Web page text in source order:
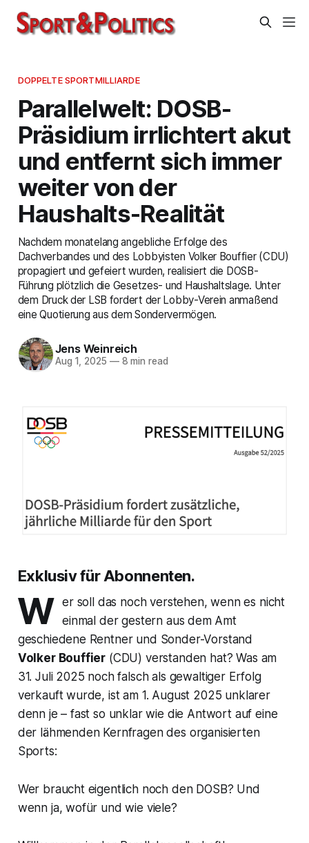
DOPPELTE SPORTMILLIARDE
Parallelwelt: DOSB-
Präsidium irrlichtert akut
und entfernt sich immer
weiter von der
Haushalts-Realität
Nachdem monatelang angebliche Erfolge des
Dachverbandes und des Lobbyisten Volker Bouffier (CDU)
propagiert und gefeiert wurden, realisiert die DOSB-
Führung plötzlich die Gesetzes- und Haushaltslage. Unter
dem Druck der LSB fordert der Lobby-Verein anmaßend
eine Quotierung aus dem Sondervermögen.
Jens Weinreich
Aug 1, 2025 —8 min read
Exklusiv für Abonnenten.
W er soll das noch verstehen, wenn es nicht
einmal der gestern aus dem Amt
geschiedene Rentner und Sonder-Vorstand
Volker Bouffier (CDU) verstanden hat? Was am
31. Juli 2025 noch falsch als gewaltiger Erfolg
verkauft wurde, ist am 1. August 2025 unklarer
denn je – fast so unklar wie die Antwort auf eine
der lähmenden Kernfragen des organisierten
Sports:
Wer braucht eigentlich noch den DOSB? Und
wenn ja, wofür und wie viele?